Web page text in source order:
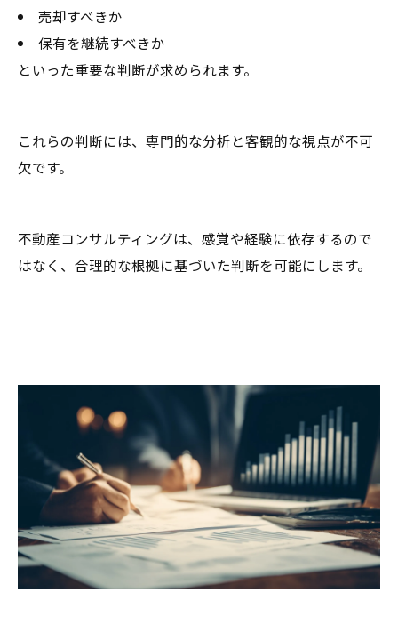
売却すべきか
保有を継続すべきか
といった重要な判断が求められます。
これらの判断には、専門的な分析と客観的な視点が不可
欠です。
不動産コンサルティングは、感覚や経験に依存するので
はなく、合理的な根拠に基づいた判断を可能にします。